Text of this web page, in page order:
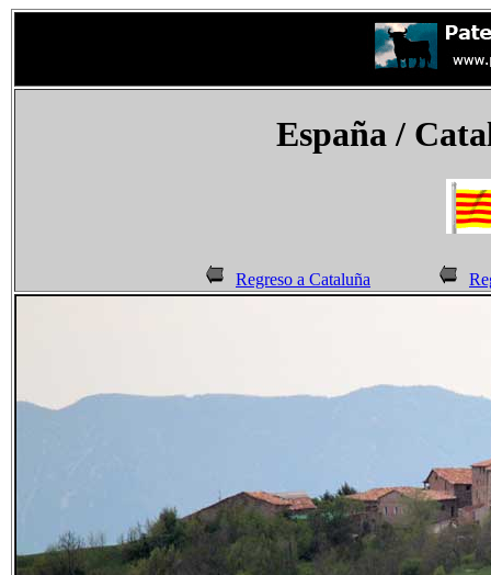
España/
Regreso a Cataluña